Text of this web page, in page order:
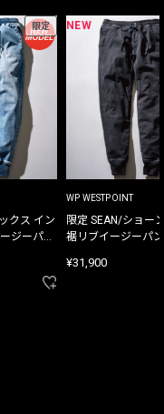
限定
クス イン
ジーパン
NEW
WP WESTPOINT
限定 SEAN/ショー
裾リブイージーパ
¥31,900